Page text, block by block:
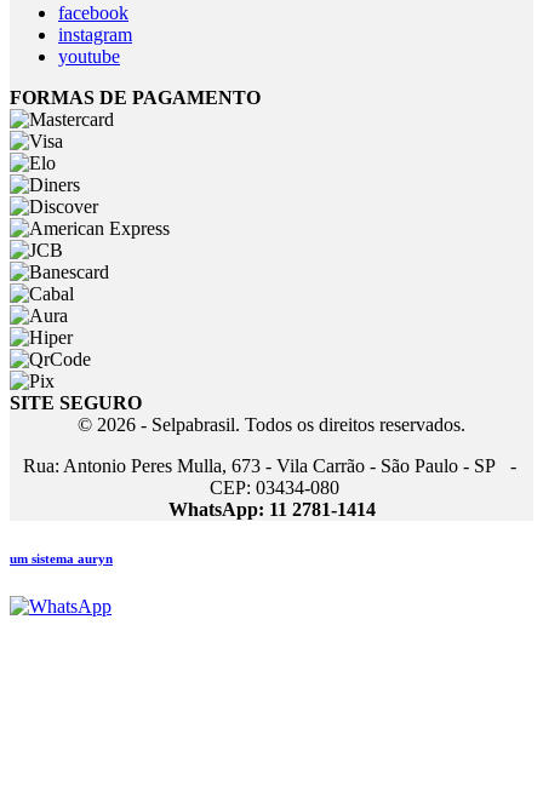
facebook
instagram
youtube
FORMAS DE PAGAMENTO
SITE SEGURO
© 2026 - Selpabrasil. Todos os direitos reservados.
Rua: Antonio Peres Mulla, 673 - Vila Carrão - São Paulo - SP -
CEP: 03434-080
WhatsApp: 11 2781-1414
um sistema auryn